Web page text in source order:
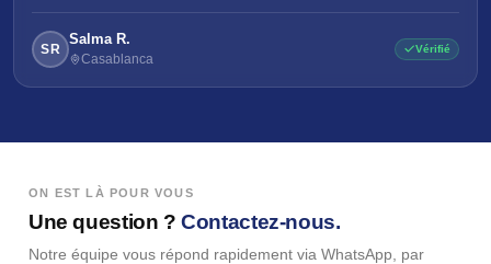
SR
Salma R.
Casablanca
Vérifié
ON EST LÀ POUR VOUS
Une question ?Contactez-nous.
Notre équipe vous répond rapidement via WhatsApp, par